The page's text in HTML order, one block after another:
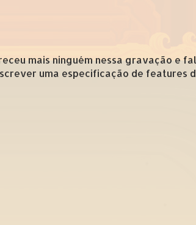
mais ninguém nessa gravação e
uma especificação de features